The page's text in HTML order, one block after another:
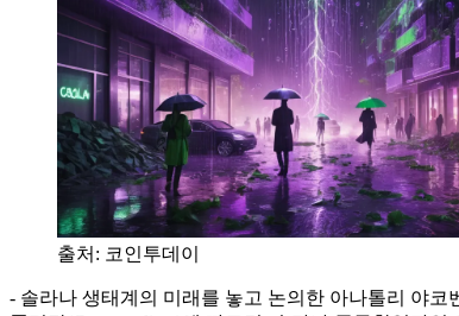
출처: 코인투데이
- 솔라나 생태계의 미래를 놓고 논의한 아나톨리 야코